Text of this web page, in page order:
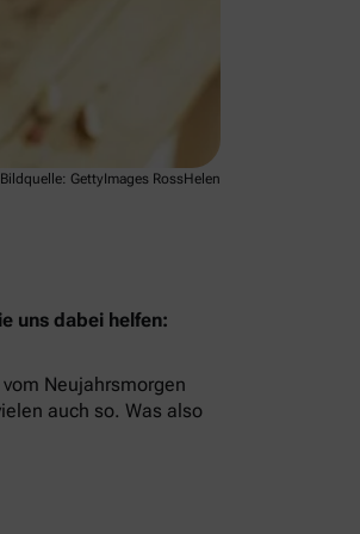
Bildquelle: GettyImages RossHelen
uns dabei helfen:
Neujahrsmorgen
auch so. Was also